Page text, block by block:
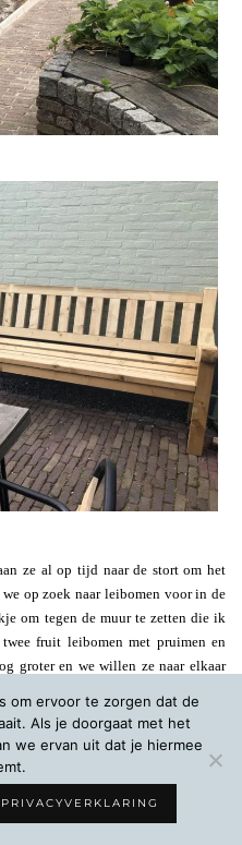
ze al op tijd naar de stort om het
op zoek naar leibomen voor in de
om tegen de muur te zetten die ik
fruit leibomen met pruimen en
groter en we willen ze naar elkaar
Dit hebben er rondom dit stukje
om ervoor te zorgen dat de
Als je doorgaat met het
we ervan uit dat je hiermee
PRIVACYVERKLARING